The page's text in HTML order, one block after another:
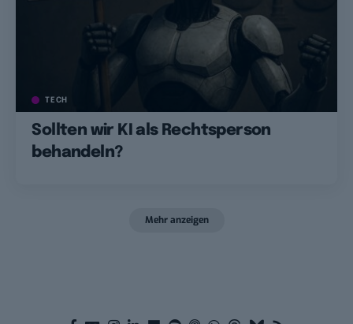
TECH
Sollten wir KI als Rechtsperson
behandeln?
Mehr anzeigen